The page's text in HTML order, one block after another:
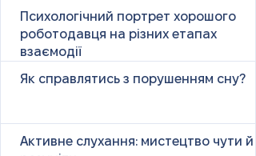
Психологічний портрет хорошого
роботодавця на різних етапах
взаємодії
Як справлятись з порушенням сну?
Активне слухання: мистецтво чути й